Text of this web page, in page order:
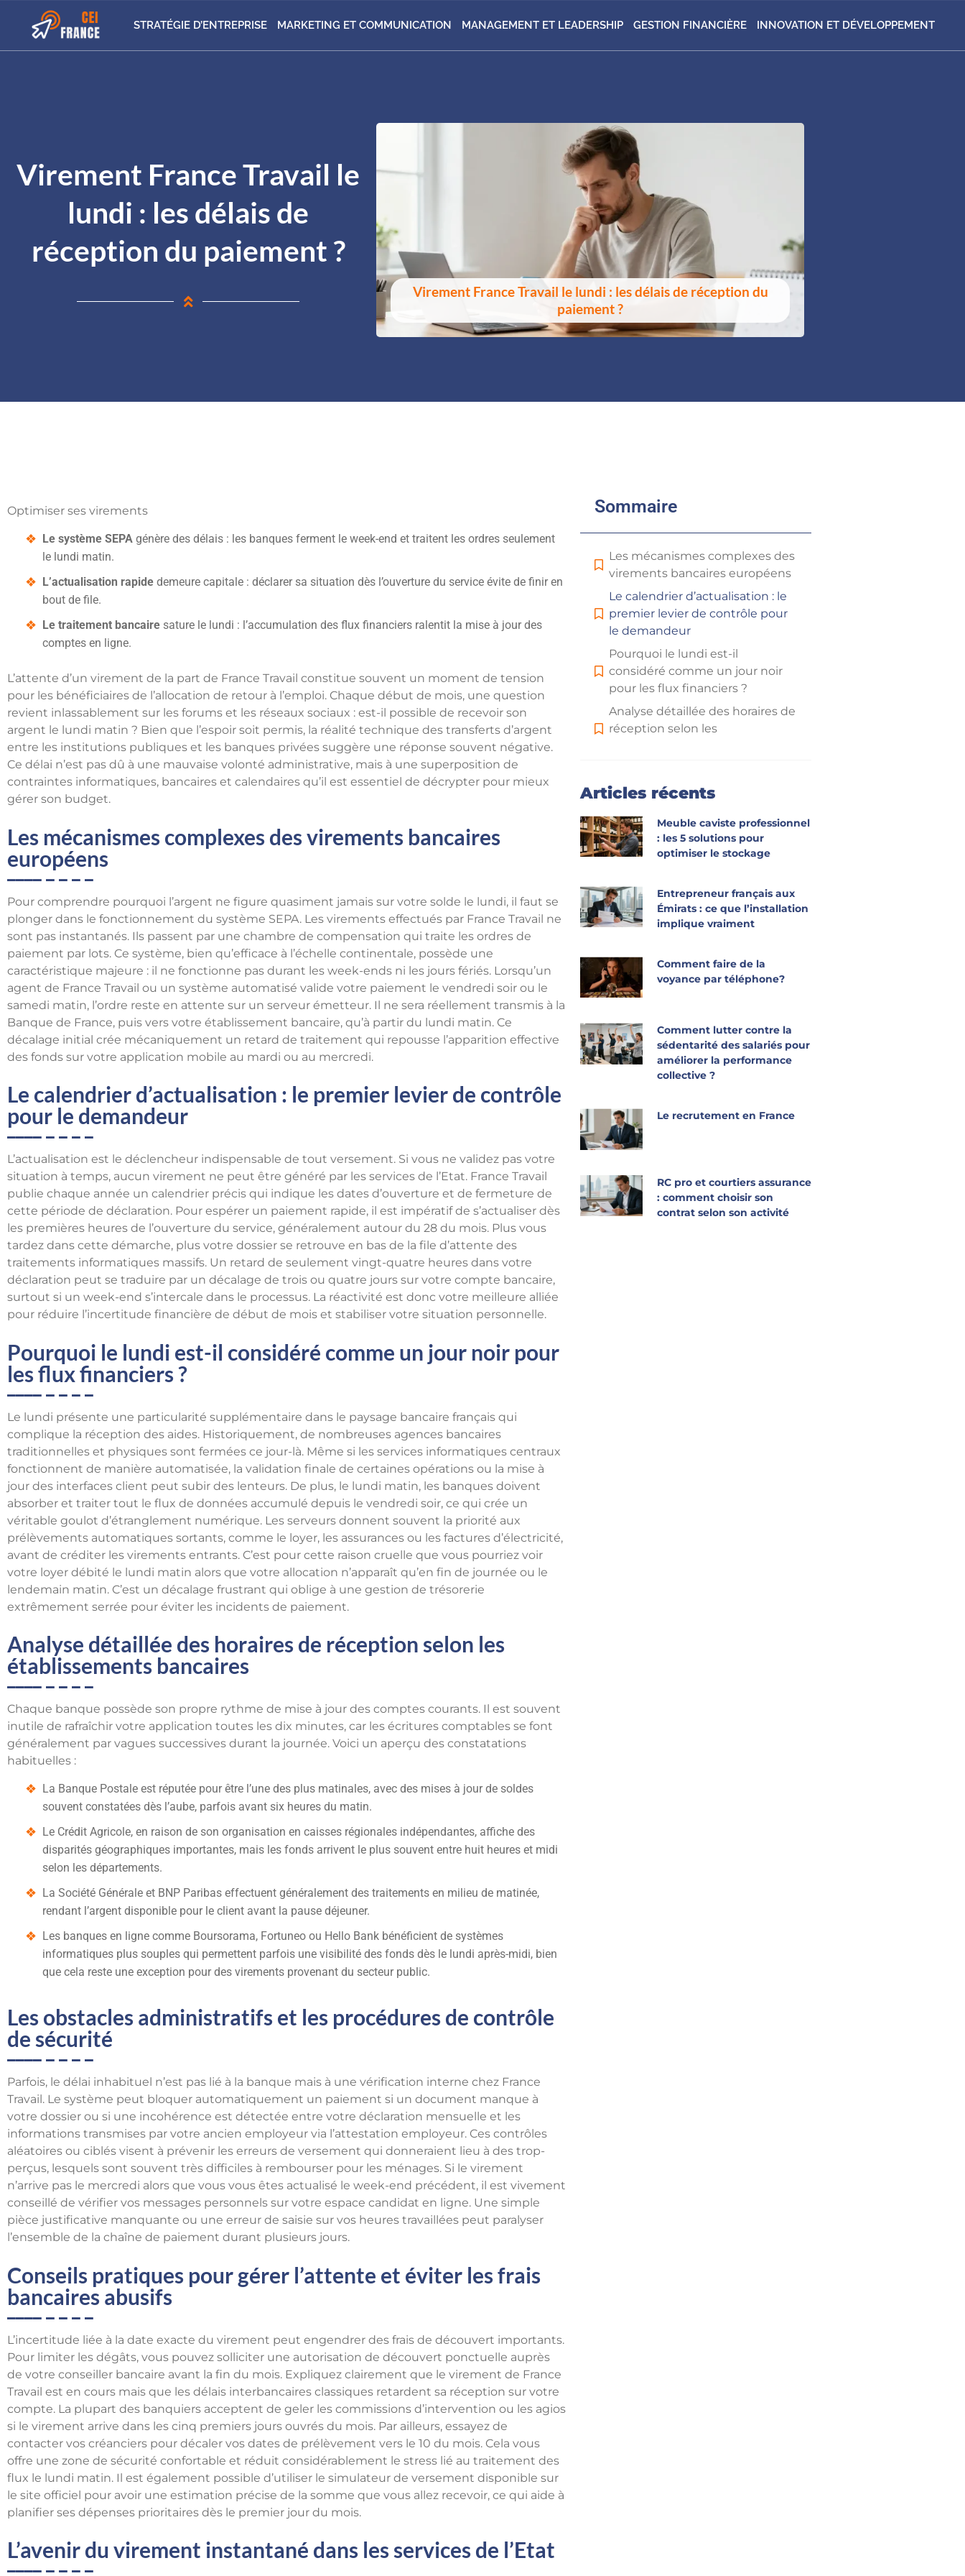
STRATÉGIE D’ENTREPRISE MARKETING ET COMMUNICATION MANAGEMENT ET LEADERSHIP GESTION FINANCIÈRE INNOVATION ET DÉVELOPPEMENT
Virement France Travail le
lundi : les délais de
réception du paiement ?
Virement France Travail le lundi : les délais de réception du
paiement ?
Optimiser ses virements
Le système SEPA génère des délais : les banques ferment le week-end et traitent les ordres seulement
le lundi matin.
L’actualisation rapide demeure capitale : déclarer sa situation dès l’ouverture du service évite de finir en
bout de file.
Le traitement bancaire sature le lundi : l’accumulation des flux financiers ralentit la mise à jour des
comptes en ligne.
L’attente d’un virement de la part de France Travail constitue souvent un moment de tension
pour les bénéficiaires de l’allocation de retour à l’emploi. Chaque début de mois, une question
revient inlassablement sur les forums et les réseaux sociaux : est-il possible de recevoir son
argent le lundi matin ? Bien que l’espoir soit permis, la réalité technique des transferts d’argent
entre les institutions publiques et les banques privées suggère une réponse souvent négative.
Ce délai n’est pas dû à une mauvaise volonté administrative, mais à une superposition de
contraintes informatiques, bancaires et calendaires qu’il est essentiel de décrypter pour mieux
gérer son budget.
Les mécanismes complexes des virements bancaires
européens
Pour comprendre pourquoi l’argent ne figure quasiment jamais sur votre solde le lundi, il faut se
plonger dans le fonctionnement du système SEPA. Les virements effectués par France Travail ne
sont pas instantanés. Ils passent par une chambre de compensation qui traite les ordres de
paiement par lots. Ce système, bien qu’efficace à l’échelle continentale, possède une
caractéristique majeure : il ne fonctionne pas durant les week-ends ni les jours fériés. Lorsqu’un
agent de France Travail ou un système automatisé valide votre paiement le vendredi soir ou le
samedi matin, l’ordre reste en attente sur un serveur émetteur. Il ne sera réellement transmis à la
Banque de France, puis vers votre établissement bancaire, qu’à partir du lundi matin. Ce
décalage initial crée mécaniquement un retard de traitement qui repousse l’apparition effective
des fonds sur votre application mobile au mardi ou au mercredi.
Le calendrier d’actualisation : le premier levier de contrôle
pour le demandeur
L’actualisation est le déclencheur indispensable de tout versement. Si vous ne validez pas votre
situation à temps, aucun virement ne peut être généré par les services de l’Etat. France Travail
publie chaque année un calendrier précis qui indique les dates d’ouverture et de fermeture de
cette période de déclaration. Pour espérer un paiement rapide, il est impératif de s’actualiser dès
les premières heures de l’ouverture du service, généralement autour du 28 du mois. Plus vous
tardez dans cette démarche, plus votre dossier se retrouve en bas de la file d’attente des
traitements informatiques massifs. Un retard de seulement vingt-quatre heures dans votre
déclaration peut se traduire par un décalage de trois ou quatre jours sur votre compte bancaire,
surtout si un week-end s’intercale dans le processus. La réactivité est donc votre meilleure alliée
pour réduire l’incertitude financière de début de mois et stabiliser votre situation personnelle.
Pourquoi le lundi est-il considéré comme un jour noir pour
les flux financiers ?
Le lundi présente une particularité supplémentaire dans le paysage bancaire français qui
complique la réception des aides. Historiquement, de nombreuses agences bancaires
traditionnelles et physiques sont fermées ce jour-là. Même si les services informatiques centraux
fonctionnent de manière automatisée, la validation finale de certaines opérations ou la mise à
jour des interfaces client peut subir des lenteurs. De plus, le lundi matin, les banques doivent
absorber et traiter tout le flux de données accumulé depuis le vendredi soir, ce qui crée un
véritable goulot d’étranglement numérique. Les serveurs donnent souvent la priorité aux
prélèvements automatiques sortants, comme le loyer, les assurances ou les factures d’électricité,
avant de créditer les virements entrants. C’est pour cette raison cruelle que vous pourriez voir
votre loyer débité le lundi matin alors que votre allocation n’apparaît qu’en fin de journée ou le
lendemain matin. C’est un décalage frustrant qui oblige à une gestion de trésorerie
extrêmement serrée pour éviter les incidents de paiement.
Analyse détaillée des horaires de réception selon les
établissements bancaires
Chaque banque possède son propre rythme de mise à jour des comptes courants. Il est souvent
inutile de rafraîchir votre application toutes les dix minutes, car les écritures comptables se font
généralement par vagues successives durant la journée. Voici un aperçu des constatations
habituelles :
La Banque Postale est réputée pour être l’une des plus matinales, avec des mises à jour de soldes
souvent constatées dès l’aube, parfois avant six heures du matin.
Le Crédit Agricole, en raison de son organisation en caisses régionales indépendantes, affiche des
disparités géographiques importantes, mais les fonds arrivent le plus souvent entre huit heures et midi
selon les départements.
La Société Générale et BNP Paribas effectuent généralement des traitements en milieu de matinée,
rendant l’argent disponible pour le client avant la pause déjeuner.
Les banques en ligne comme Boursorama, Fortuneo ou Hello Bank bénéficient de systèmes
informatiques plus souples qui permettent parfois une visibilité des fonds dès le lundi après-midi, bien
que cela reste une exception pour des virements provenant du secteur public.
Les obstacles administratifs et les procédures de contrôle
de sécurité
Parfois, le délai inhabituel n’est pas lié à la banque mais à une vérification interne chez France
Travail. Le système peut bloquer automatiquement un paiement si un document manque à
votre dossier ou si une incohérence est détectée entre votre déclaration mensuelle et les
informations transmises par votre ancien employeur via l’attestation employeur. Ces contrôles
aléatoires ou ciblés visent à prévenir les erreurs de versement qui donneraient lieu à des trop-
perçus, lesquels sont souvent très difficiles à rembourser pour les ménages. Si le virement
n’arrive pas le mercredi alors que vous vous êtes actualisé le week-end précédent, il est vivement
conseillé de vérifier vos messages personnels sur votre espace candidat en ligne. Une simple
pièce justificative manquante ou une erreur de saisie sur vos heures travaillées peut paralyser
l’ensemble de la chaîne de paiement durant plusieurs jours.
Conseils pratiques pour gérer l’attente et éviter les frais
bancaires abusifs
L’incertitude liée à la date exacte du virement peut engendrer des frais de découvert importants.
Pour limiter les dégâts, vous pouvez solliciter une autorisation de découvert ponctuelle auprès
de votre conseiller bancaire avant la fin du mois. Expliquez clairement que le virement de France
Travail est en cours mais que les délais interbancaires classiques retardent sa réception sur votre
compte. La plupart des banquiers acceptent de geler les commissions d’intervention ou les agios
si le virement arrive dans les cinq premiers jours ouvrés du mois. Par ailleurs, essayez de
contacter vos créanciers pour décaler vos dates de prélèvement vers le 10 du mois. Cela vous
offre une zone de sécurité confortable et réduit considérablement le stress lié au traitement des
flux le lundi matin. Il est également possible d’utiliser le simulateur de versement disponible sur
le site officiel pour avoir une estimation précise de la somme que vous allez recevoir, ce qui aide à
planifier ses dépenses prioritaires dès le premier jour du mois.
L’avenir du virement instantané dans les services de l’Etat
Sommaire
Les mécanismes complexes des
virements bancaires européens
Le calendrier d’actualisation : le
premier levier de contrôle pour
le demandeur
Pourquoi le lundi est-il
considéré comme un jour noir
pour les flux financiers ?
Analyse détaillée des horaires de
réception selon les
les procédures de contrôle de
sécurité
Conseils pratiques pour gérer
l’attente et éviter les frais
bancaires abusifs
L’avenir du virement instantané
dans les services de l’Etat
Aide supplémentaire
Articles récents
Meuble caviste professionnel
: les 5 solutions pour
optimiser le stockage
Entrepreneur français aux
Émirats : ce que l’installation
implique vraiment
Comment faire de la
voyance par téléphone?
Comment lutter contre la
sédentarité des salariés pour
améliorer la performance
collective ?
Le recrutement en France
RC pro et courtiers assurance
: comment choisir son
contrat selon son activité